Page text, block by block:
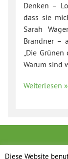
Denken –
dass sie
Sarah
Brandner –
„Die Grünen
Warum sind
Weiterlesen »
Diese Website